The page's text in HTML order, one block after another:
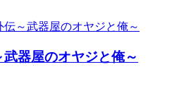
器屋のオヤジと俺～